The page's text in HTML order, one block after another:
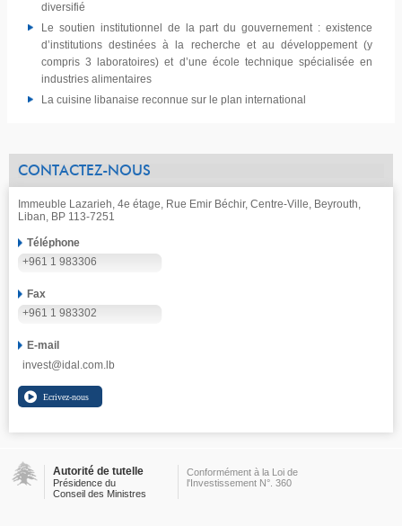
diversifié
Le soutien institutionnel de la part du gouvernement : existence
d’institutions destinées à la recherche et au développement (y
compris 3 laboratoires) et d’une école technique spécialisée en
industries alimentaires
La cuisine libanaise reconnue sur le plan international
CONTACTEZ-NOUS
Immeuble Lazarieh, 4e étage, Rue Emir Béchir, Centre-Ville, Beyrouth,
Liban, BP 113-7251
Téléphone
+961 1 983306
Fax
+961 1 983302
E-mail
invest@idal.com.lb
Autorité de tutelle
Présidence du
Conseil des Ministres
Conformément à la Loi de
l'Investissement N°. 360